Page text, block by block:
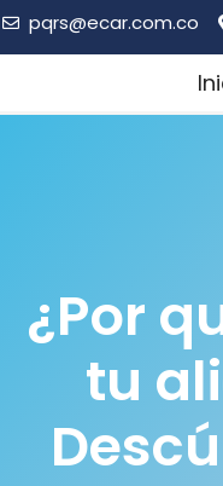
pqrs@ecar.com.co
¿Por
tu